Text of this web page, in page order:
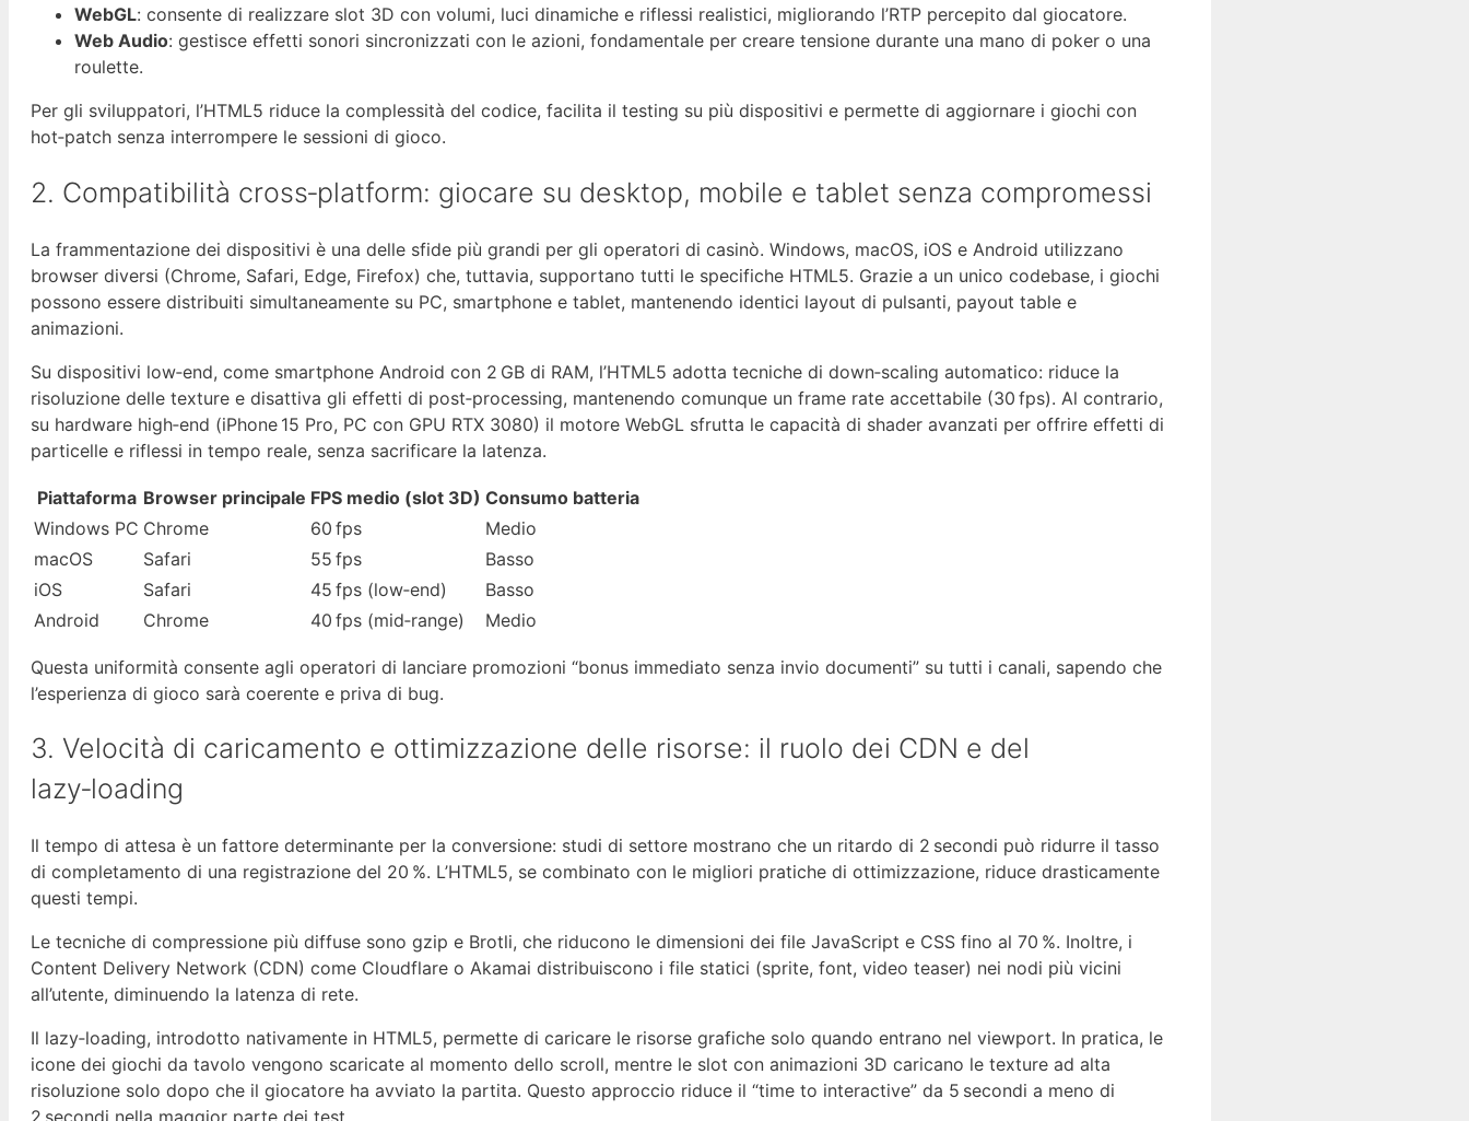
WebGL: consente di realizzare slot 3D con volumi, luci dinamiche e riflessi realistici, migliorando l’RTP percepito dal giocatore.
Web Audio: gestisce effetti sonori sincronizzati con le azioni, fondamentale per creare tensione durante una mano di poker o una
roulette.
Per gli sviluppatori, l’HTML5 riduce la complessità del codice, facilita il testing su più dispositivi e permette di aggiornare i giochi con
hot‑patch senza interrompere le sessioni di gioco.
2. Compatibilità cross‑platform: giocare su desktop, mobile e tablet senza compromessi
La frammentazione dei dispositivi è una delle sfide più grandi per gli operatori di casinò. Windows, macOS, iOS e Android utilizzano
browser diversi (Chrome, Safari, Edge, Firefox) che, tuttavia, supportano tutti le specifiche HTML5. Grazie a un unico codebase, i giochi
possono essere distribuiti simultaneamente su PC, smartphone e tablet, mantenendo identici layout di pulsanti, payout table e
animazioni.
Su dispositivi low‑end, come smartphone Android con 2 GB di RAM, l’HTML5 adotta tecniche di down‑scaling automatico: riduce la
risoluzione delle texture e disattiva gli effetti di post‑processing, mantenendo comunque un frame rate accettabile (30 fps). Al contrario,
su hardware high‑end (iPhone 15 Pro, PC con GPU RTX 3080) il motore WebGL sfrutta le capacità di shader avanzati per offrire effetti di
particelle e riflessi in tempo reale, senza sacrificare la latenza.
Piattaforma Browser principale FPS medio (slot 3D) Consumo batteria
Windows PC Chrome 60 fps
Medio
macOS
Safari 55 fps
Basso
iOS
Safari 45 fps (low‑end)
Basso
Android
Chrome 40 fps (mid‑range) Medio
Questa uniformità consente agli operatori di lanciare promozioni “bonus immediato senza invio documenti” su tutti i canali, sapendo che
l’esperienza di gioco sarà coerente e priva di bug.
3. Velocità di caricamento e ottimizzazione delle risorse: il ruolo dei CDN e del
lazy‑loading
Il tempo di attesa è un fattore determinante per la conversione: studi di settore mostrano che un ritardo di 2 secondi può ridurre il tasso
di completamento di una registrazione del 20 %. L’HTML5, se combinato con le migliori pratiche di ottimizzazione, riduce drasticamente
questi tempi.
Le tecniche di compressione più diffuse sono gzip e Brotli, che riducono le dimensioni dei file JavaScript e CSS fino al 70 %. Inoltre, i
Content Delivery Network (CDN) come Cloudflare o Akamai distribuiscono i file statici (sprite, font, video teaser) nei nodi più vicini
all’utente, diminuendo la latenza di rete.
Il lazy‑loading, introdotto nativamente in HTML5, permette di caricare le risorse grafiche solo quando entrano nel viewport. In pratica, le
icone dei giochi da tavolo vengono scaricate al momento dello scroll, mentre le slot con animazioni 3D caricano le texture ad alta
risoluzione solo dopo che il giocatore ha avviato la partita. Questo approccio riduce il “time to interactive” da 5 secondi a meno di
2 secondi nella maggior parte dei test.